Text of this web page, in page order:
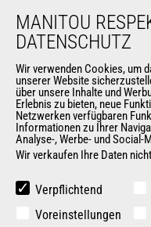
Impressum
Datenschutz
Veranstaltungen
Neuigkeiten
Geschichte
Allgemeine
Karriere
MANITOU
DATENSCHUTZ
Wir verwenden Cookies, um
unserer Website
über unsere Inhalte und
Erlebnis zu bieten, neue
Netzwerken verfügbaren
Informationen zu Ihrer
Analyse-, Werbe- und Social-
Wir verkaufen Ihre Daten
Verpflichtend
Voreinstellungen